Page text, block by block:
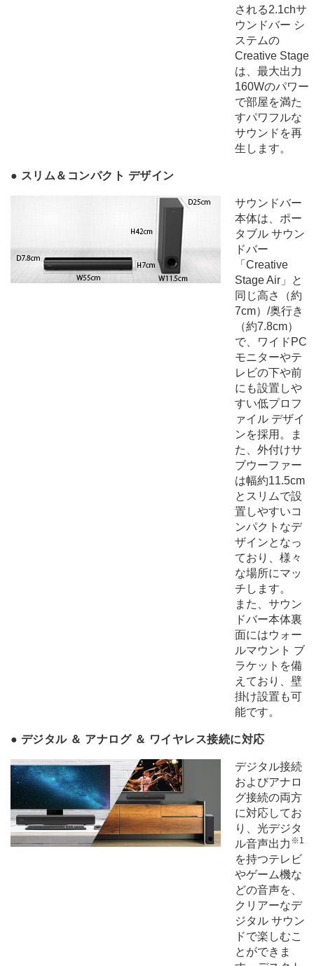
される2.1chサ
ウンドバー シ
ステムの
Creative Stage
は、最大出力
160Wのパワー
で部屋を満た
すパワフルな
サウンドを再
生します。
● スリム＆コンパクト デザイン
サウンドバー
本体は、ポー
タブル サウン
ドバー
「Creative
Stage Air」と
同じ高さ（約
7cm）/奥行き
（約7.8cm）
で、ワイドPC
モニターやテ
レビの下や前
にも設置しや
すい低プロフ
ァイル デザイ
ンを採用。ま
た、外付けサ
ブウーファー
は幅約11.5cm
とスリムで設
置しやすいコ
ンパクトなデ
ザインとなっ
ており、様々
な場所にマッ
チします。
また、サウン
ドバー本体裏
面にはウォー
ルマウント ブ
ラケットを備
えており、壁
掛け設置も可
能です。
● デジタル ＆ アナログ ＆ ワイヤレス接続に対応
デジタル接続
およびアナロ
グ接続の両方
に対応してお
り、光デジタ
ル音声出力 ※1
を持つテレビ
やゲーム機な
どの音声を、
クリアーなデ
ジタル サウン
ドで楽しむこ
とができま